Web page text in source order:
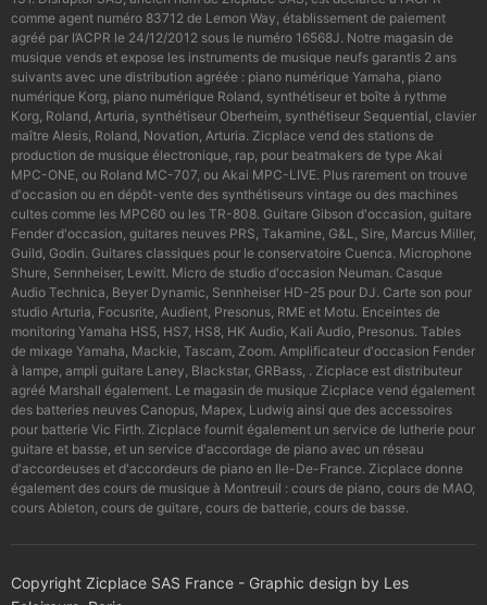
comme agent numéro 83712 de Lemon Way, établissement de paiement
agréé par l’ACPR le 24/12/2012 sous le numéro 16568J. Notre magasin de
musique vends et expose les instruments de musique neufs garantis 2 ans
suivants avec une distribution agréée : piano numérique Yamaha, piano
numérique Korg, piano numérique Roland, synthétiseur et boîte à rythme
Korg, Roland, Arturia, synthétiseur Oberheim, synthétiseur Sequential, clavier
maître Alesis, Roland, Novation, Arturia. Zicplace vend des stations de
production de musique électronique, rap, pour beatmakers de type Akai
MPC-ONE, ou Roland MC-707, ou Akai MPC-LIVE. Plus rarement on trouve
d'occasion ou en dépôt-vente des synthétiseurs vintage ou des machines
cultes comme les MPC60 ou les TR-808. Guitare Gibson d'occasion, guitare
Fender d'occasion, guitares neuves PRS, Takamine, G&L, Sire, Marcus Miller,
Guild, Godin. Guitares classiques pour le conservatoire Cuenca. Microphone
Shure, Sennheiser, Lewitt. Micro de studio d'occasion Neuman. Casque
Audio Technica, Beyer Dynamic, Sennheiser HD-25 pour DJ. Carte son pour
studio Arturia, Focusrite, Audient, Presonus, RME et Motu. Enceintes de
monitoring Yamaha HS5, HS7, HS8, HK Audio, Kali Audio, Presonus. Tables
de mixage Yamaha, Mackie, Tascam, Zoom. Amplificateur d'occasion Fender
à lampe, ampli guitare Laney, Blackstar, GRBass, . Zicplace est distributeur
agréé Marshall également. Le magasin de musique Zicplace vend également
des batteries neuves Canopus, Mapex, Ludwig ainsi que des accessoires
pour batterie Vic Firth. Zicplace fournit également un service de lutherie pour
guitare et basse, et un service d'accordage de piano avec un réseau
d'accordeuses et d'accordeurs de piano en Ile-De-France. Zicplace donne
également des cours de musique à Montreuil : cours de piano, cours de MAO,
cours Ableton, cours de guitare, cours de batterie, cours de basse.
Copyright Zicplace SAS France - Graphic design by Les